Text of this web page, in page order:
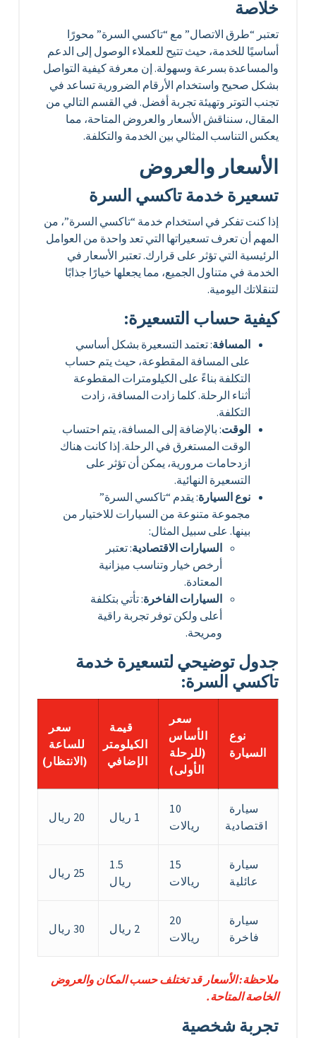
خلاصة
تعتبر “طرق الاتصال” مع “تاكسي السرة” محورًا
أساسيًا للخدمة، حيث تتيح للعملاء الوصول إلى الدعم
والمساعدة بسرعة وسهولة. إن معرفة كيفية التواصل
بشكل صحيح واستخدام الأرقام الضرورية تساعد في
تجنب التوتر وتهيئة تجربة أفضل. في القسم التالي من
المقال، سنناقش الأسعار والعروض المتاحة، مما
يعكس التناسب المثالي بين الخدمة والتكلفة.
الأسعار والعروض
تسعيرة خدمة تاكسي السرة
إذا كنت تفكر في استخدام خدمة “تاكسي السرة”، من
المهم أن تعرف تسعيراتها التي تعد واحدة من العوامل
الرئيسية التي تؤثر على قرارك. تعتبر الأسعار في
الخدمة في متناول الجميع، مما يجعلها خيارًا جذابًا
لتنقلاتك اليومية.
كيفية حساب التسعيرة:
المسافة: تعتمد التسعيرة بشكل أساسي
على المسافة المقطوعة، حيث يتم حساب
التكلفة بناءً على الكيلومترات المقطوعة
أثناء الرحلة. كلما زادت المسافة، زادت
التكلفة.
الوقت: بالإضافة إلى المسافة، يتم احتساب
الوقت المستغرق في الرحلة. إذا كانت هناك
ازدحامات مرورية، يمكن أن تؤثر على
التسعيرة النهائية.
نوع السيارة : يقدم “تاكسي السرة”
مجموعة متنوعة من السيارات للاختيار من
بينها. على سبيل المثال:
السيارات الاقتصادية: تعتبر
أرخص خيار وتناسب ميزانية
المعتادة.
السيارات الفاخرة : تأتي بتكلفة
أعلى ولكن توفر تجربة راقية
ومريحة.
جدول توضيحي لتسعيرة خدمة
تاكسي السرة:
نوع
السيارة
سعر
الأساس
(للرحلة
الأولى)
قيمة
الكيلومتر
الإضافي
سعر
للساعة
(الانتظار)
سيارة
اقتصادية
10
ريالات
20 ريال
سيارة
عائلية
15
ريالات
1.5
ريال
25 ريال
سيارة
فاخرة
20
ريالات
2 ريال 30 ريال
ملاحظة: الأسعار قد تختلف حسب المكان والعروض
الخاصة المتاحة.
تجربة شخصية